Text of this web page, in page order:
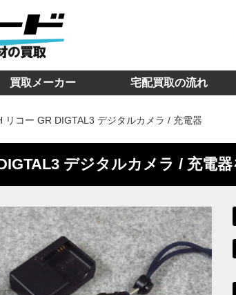
買取メーカー 宅配買取の流れ
リコー GR DIGTAL3 デジタルカメラ / 充電器
デジタルカメラ / 充電器